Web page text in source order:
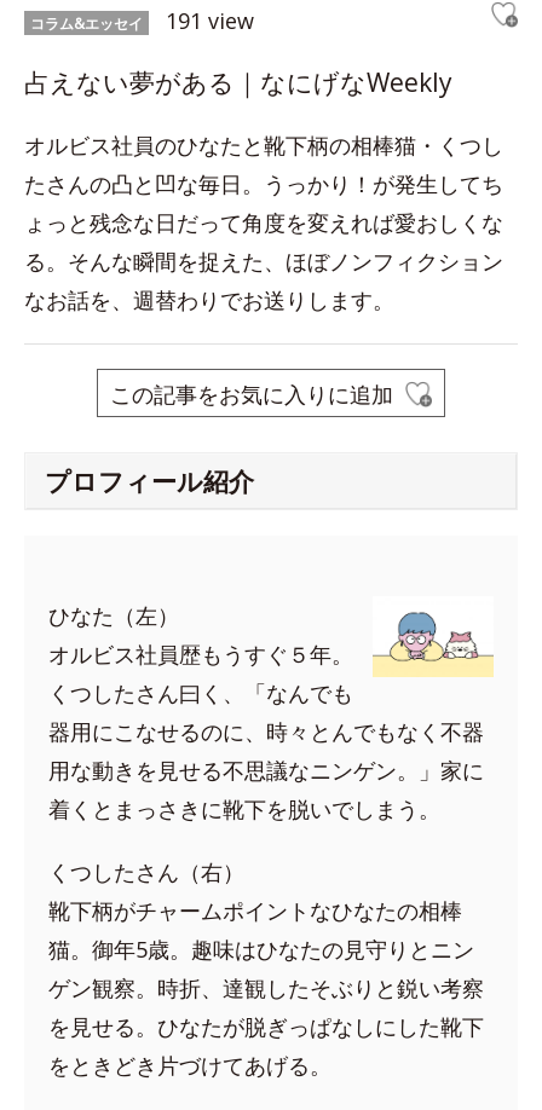
コラム&エッセイ 191 view
占えない夢がある｜なにげなWeekly
オルビス社員のひなたと靴下柄の相棒猫・くつし
たさんの凸と凹な毎日。うっかり！が発生してち
ょっと残念な日だって角度を変えれば愛おしくな
る。そんな瞬間を捉えた、ほぼノンフィクション
なお話を、週替わりでお送りします。
この記事をお気に入りに追加
プロフィール紹介
ひなた（左）
オルビス社員歴もうすぐ５年。
くつしたさん曰く、「なんでも
器用にこなせるのに、時々とんでもなく不器
用な動きを見せる不思議なニンゲン。」家に
着くとまっさきに靴下を脱いでしまう。
くつしたさん（右）
靴下柄がチャームポイントなひなたの相棒
猫。御年5歳。趣味はひなたの見守りとニン
ゲン観察。時折、達観したそぶりと鋭い考察
を見せる。ひなたが脱ぎっぱなしにした靴下
をときどき片づけてあげる。